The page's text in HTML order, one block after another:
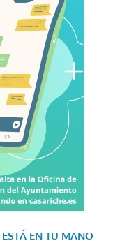
ESTÁ EN TU MANO